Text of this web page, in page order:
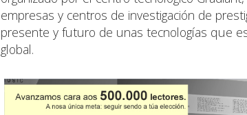
empresas y centros de investigación de
presente y futuro de unas tecnologías que
global.